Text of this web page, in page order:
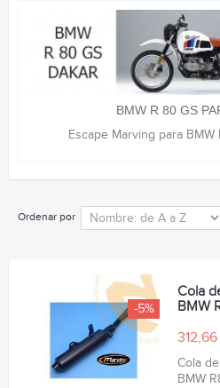
BMW R 80 GS
Escape Marving para BMW
Ordenar por
-5%
Cola
BMW
Cola
BMW